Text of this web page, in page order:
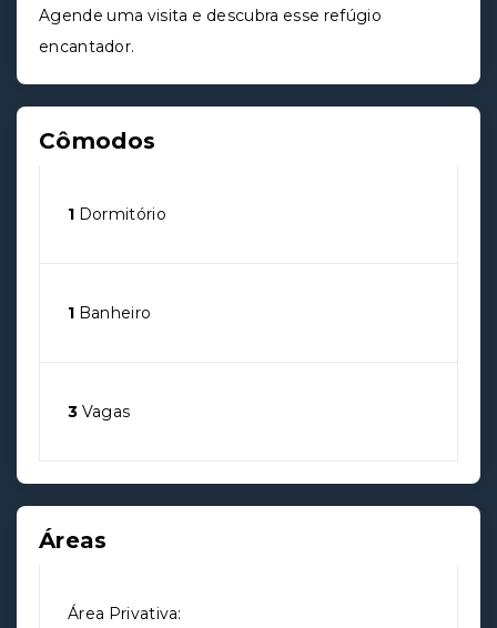
Agende uma visita e descubra esse refúgio
encantador.
Cômodos
1 Dormitório
1 Banheiro
3 Vagas
Áreas
Área Privativa: